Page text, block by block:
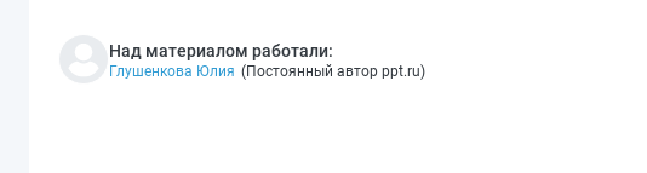
Над материалом работали:
Глушенкова Юлия (Постоянный автор ppt.ru)